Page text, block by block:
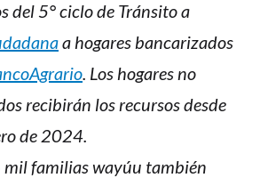
del 5° ciclo de Tránsito a
a hogares bancarizados
. Los hogares no
recibirán los recursos desde
de 2024.
mil familias wayúu también